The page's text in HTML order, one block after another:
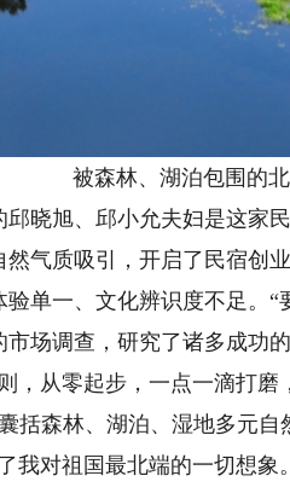
被森林、湖泊包围的
旭、邱小允夫妇是这家民
气质吸引，开启了民宿创
单一、文化辨识度不足。
场调查，研究了诸多成功
，从零起步，一点一滴打
括森林、湖泊、湿地多元自
对祖国最北端的一切想象